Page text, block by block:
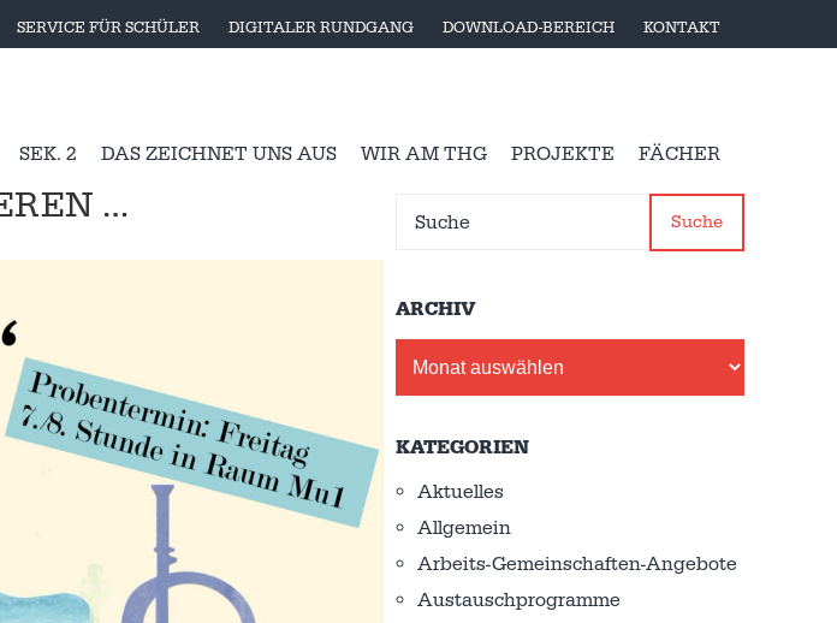
SERVICE FÜR SCHÜLER DIGITALER RUNDGANG DOWNLOAD-BEREICH KONTAKT
SEK. 2 DAS ZEICHNET UNS AUS WIR AM THG PROJEKTE FÄCHER
… Suche
ARCHIV
KATEGORIEN
Aktuelles
Allgemein
Arbeits-Gemeinschaften-Angebote
Austausch­programme